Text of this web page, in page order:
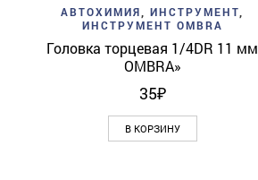
Add to wishlist Quick View
АВТОХИМИЯ ИНСТРУМЕНТ
ИНСТРУМЕНТ OMBRA
Головка торцевая 1/4DR 11 мм
OMBRA»
35₽
В КОРЗИНУ